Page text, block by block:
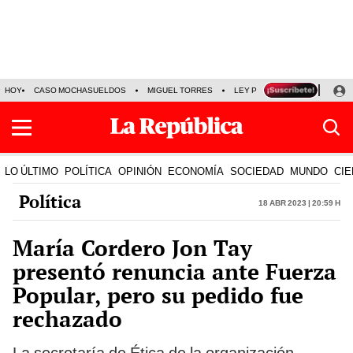
HOY CASO MOCHASUELDOS MIGUEL TORRES LEY PULPÍN PRECIO DEL
LO ÚLTIMO POLÍTICA OPINIÓN ECONOMÍA SOCIEDAD MUNDO
Política 18 Abr 2023 | 20:59 h
María Cordero Jon Tay
presentó renuncia ante Fuerza
Popular, pero su pedido fue
rechazado